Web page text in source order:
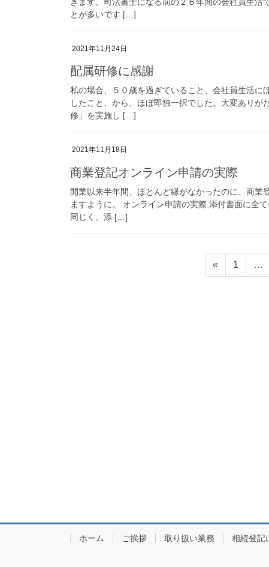
とが多いです […]
2021年11月24日
配属研修に感謝
私の場合、５０歳を過ぎていること、会社員生活
したこと、から、ほぼ即独一択でした。大変あり
修」を実施し […]
2021年11月18日
商業登記オンライン申請の実際
開業以来半年間、ほとんど縁がなかったのに、商業
ますように。 オンライン申請の実際 添付書面に全
同じく、添 […]
«
固
定
1 …
ホーム ご挨拶 取り扱い業務 相続登記